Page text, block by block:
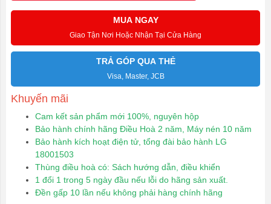
MUA NGAY
Giao Tận Nơi Hoặc Nhận Tại Cửa Hàng
TRẢ GÓP QUA THẺ
Visa, Master, JCB
Khuyến mãi
Cam kết sản phẩm mới 100%, nguyên hộp
Bảo hành chính hãng Điều Hoà 2 năm, Máy nén 10 năm
Bảo hành kích hoạt điện tử, tổng đài bảo hành LG
18001503
Thùng điều hoà có: Sách hướng dẫn, điều khiển
1 đổi 1 trong 5 ngày đầu nếu lỗi do hãng sản xuất.
Đền gấp 10 lần nếu không phải hàng chính hãng